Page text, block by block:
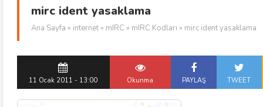
mirc ident yasaklama
Ana Sayfa » internet » mIRC » mIRC Kodları » mirc ident yasaklama
11 Ocak 2011 - 13:00 Okunma PAYLAŞ TWEET